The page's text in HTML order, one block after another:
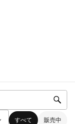
すべて 販売中